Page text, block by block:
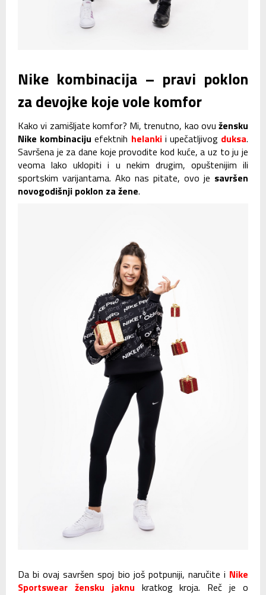
Nike kombinacija – pravi poklon
za devojke koje vole komfor
Kako vi zamišljate komfor? Mi, trenutno, kao ovu žensku
Nike kombinacijuefektnih helanki i upečatljivog duksa.
Savršena je za dane koje provodite kod kuće, a uz to ju je
veoma lako uklopiti i u nekim drugim, opuštenijim ili
sportskim varijantama. Ako nas pitate, ovo je savršen
novogodišnji poklon za žene.
Da bi ovaj savršen spoj bio još potpuniji, naručite i Nike
Sportswear žensku jaknu kratkog kroja. Reč je o